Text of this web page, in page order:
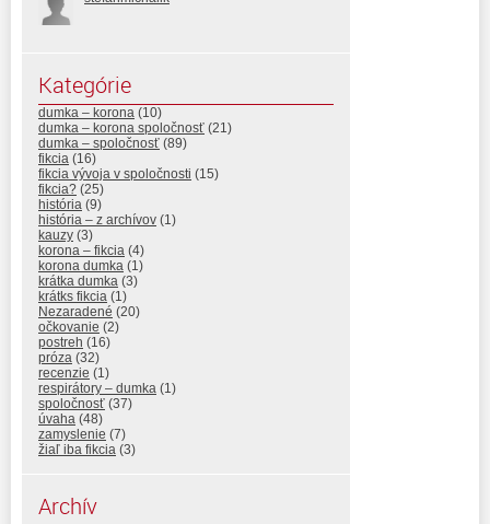
Kategórie
dumka – korona (10)
dumka – korona spoločnosť (21)
dumka – spoločnosť (89)
fikcia (16)
fikcia vývoja v spoločnosti (15)
fikcia? (25)
história (9)
história – z archívov (1)
kauzy (3)
korona – fikcia (4)
korona dumka (1)
krátka dumka (3)
krátks fikcia (1)
Nezaradené (20)
očkovanie (2)
postreh (16)
próza (32)
recenzie (1)
respirátory – dumka (1)
spoločnosť (37)
úvaha (48)
zamyslenie (7)
žiaľ iba fikcia (3)
Archív